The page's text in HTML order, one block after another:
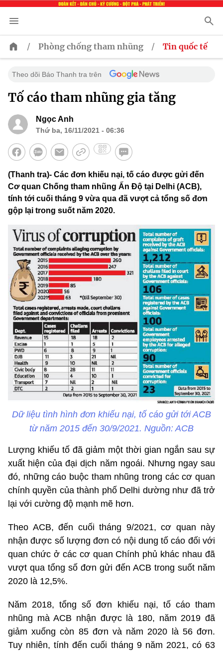
/ Phòng chống tham nhũng / Tin quốc tế
Theo dõi Báo Thanh tra trên
Tố cáo tham nhũng gia tăng
Ngọc Anh
Thứ ba, 16/11/2021 - 06:36
(Thanh tra)- Các đơn khiếu nại, tố cáo được gửi đến
Cơ quan Chống tham nhũng Ấn Độ tại Delhi (ACB),
tính tới cuối tháng 9 vừa qua đã vượt cả tổng số đơn
gộp lại trong suốt năm 2020.
Dữ liệu tình hình đơn khiếu nại, tố cáo gửi tới ACB
từ năm 2015 đến 30/9/2021. Nguồn: ACB
Lượng khiếu tố đã giảm một thời gian ngắn sau sự
xuất hiện của đại dịch năm ngoái. Nhưng ngay sau
đó, những cáo buộc tham nhũng trong các cơ quan
chính quyền của thành phố Delhi dường như đã trở
lại với cường độ mạnh mẽ hơn.
Theo ACB, đến cuối tháng 9/2021, cơ quan này
nhận được số lượng đơn có nội dung tố cáo đối với
quan chức ở các cơ quan Chính phủ khác nhau đã
vượt qua tổng số đơn gửi đến ACB trong suốt năm
2020 là 12,5%.
Năm 2018, tổng số đơn khiếu nại, tố cáo tham
nhũng mà ACB nhận được là 180, năm 2019 đã
giảm xuống còn 85 đơn và năm 2020 là 56 đơn.
Tuy nhiên, tính đến cuối tháng 9 năm 2021, có 63